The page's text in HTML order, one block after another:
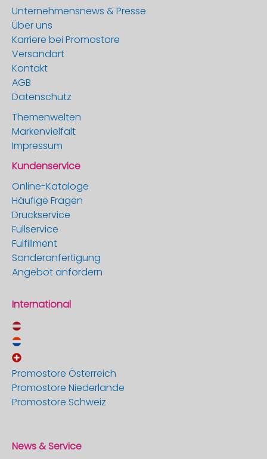
Unternehmensnews & Presse
Über uns
Karriere bei Promostore
Versandart
Kontakt
AGB
Datenschutz
Themenwelten
Markenvielfalt
Impressum
Kundenservice
Online-Kataloge
Häufige Fragen
Druckservice
Fullservice
Fulfillment
Sonderanfertigung
Angebot anfordern
International
Promostore Österreich
Promostore Niederlande
Promostore Schweiz
News & Service